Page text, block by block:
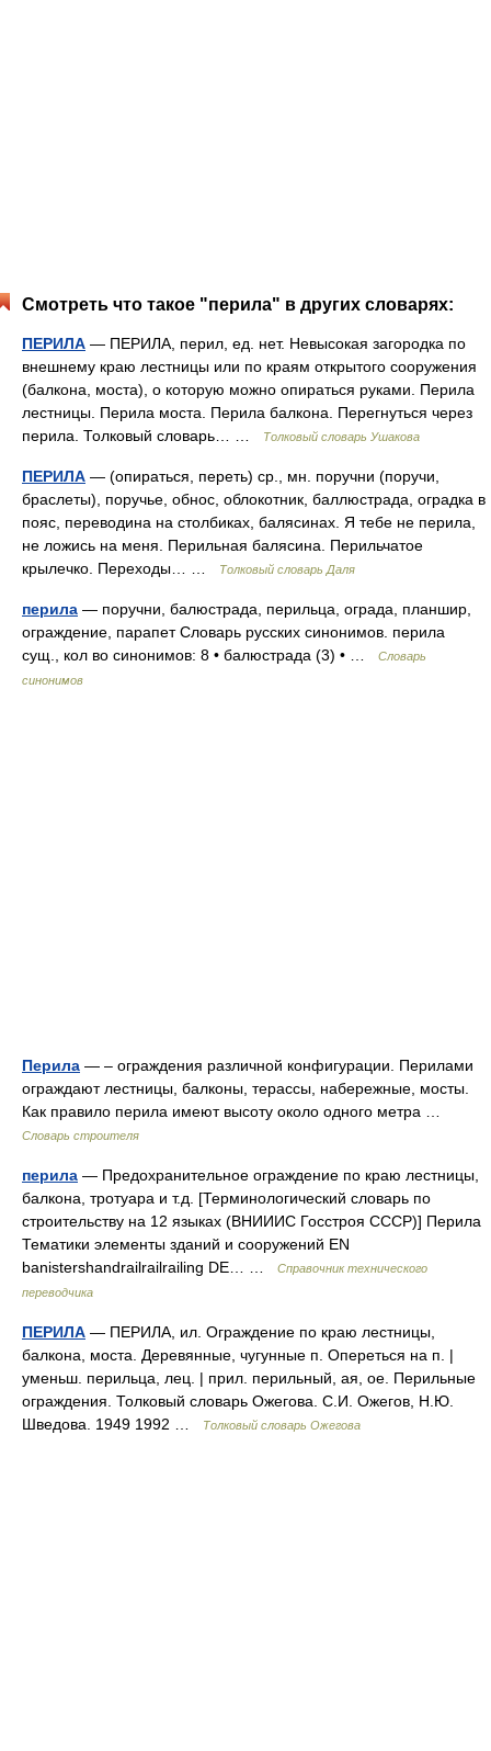
Смотреть что такое "перила" в других словарях:
ПЕРИЛА — ПЕРИЛА, перил, ед. нет. Невысокая загородка по
внешнему краю лестницы или по краям открытого сооружения
(балкона, моста), о которую можно опираться руками. Перила
лестницы. Перила моста. Перила балкона. Перегнуться через
перила. Толковый словарь… …
Толковый словарь Ушакова
ПЕРИЛА — (опираться, переть) ср., мн. поручни (поручи,
браслеты), поручье, обнос, облокотник, баллюстрада, оградка в
пояс, переводина на столбиках, балясинах. Я тебе не перила,
не ложись на меня. Перильная балясина. Перильчатое
крылечко. Переходы… …
Толковый словарь Даля
перила — поручни, балюстрада, перильца, ограда, планшир,
ограждение, парапет Словарь русских синонимов. перила
сущ., кол во синонимов: 8 • балюстрада (3) • …
Словарь
синонимов
Перила — – ограждения различной конфигурации. Перилами
ограждают лестницы, балконы, терассы, набережные, мосты.
Как правило перила имеют высоту около одного метра …
Словарь строителя
перила — Предохранительное ограждение по краю лестницы,
балкона, тротуара и т.д. [Терминологический словарь по
строительству на 12 языках (ВНИИИС Госстроя СССР)] Перила
Тематики элементы зданий и сооружений EN
banistershandrailrailrailing DE… …
Справочник технического
переводчика
ПЕРИЛА — ПЕРИЛА, ил. Ограждение по краю лестницы,
балкона, моста. Деревянные, чугунные п. Опереться на п. |
уменьш. перильца, лец. | прил. перильный, ая, ое. Перильные
ограждения. Толковый словарь Ожегова. С.И. Ожегов, Н.Ю.
Шведова. 1949 1992 …
Толковый словарь Ожегова